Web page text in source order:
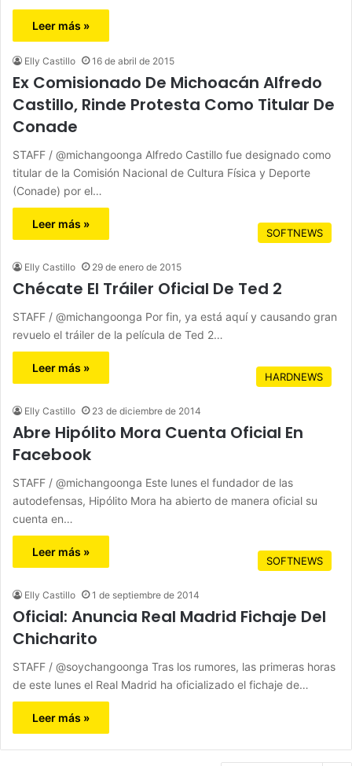
Leer más »
Elly Castillo 16 de abril de 2015
Ex Comisionado De Michoacán Alfredo
Castillo, Rinde Protesta Como Titular De
Conade
STAFF / @michangoonga Alfredo Castillo fue designado como
titular de la Comisión Nacional de Cultura Física y Deporte
(Conade) por el…
Leer más »
SOFTNEWS
Elly Castillo 29 de enero de 2015
Chécate El Tráiler Oficial De Ted 2
STAFF / @michangoonga Por fin, ya está aquí y causando gran
revuelo el tráiler de la película de Ted 2…
Leer más »
HARDNEWS
Elly Castillo 23 de diciembre de 2014
Abre Hipólito Mora Cuenta Oficial En
Facebook
STAFF / @michangoonga Este lunes el fundador de las
autodefensas, Hipólito Mora ha abierto de manera oficial su
cuenta en…
Leer más »
SOFTNEWS
Elly Castillo 1 de septiembre de 2014
Oficial: Anuncia Real Madrid Fichaje Del
Chicharito
STAFF / @soychangoonga Tras los rumores, las primeras horas
de este lunes el Real Madrid ha oficializado el fichaje de…
Leer más »